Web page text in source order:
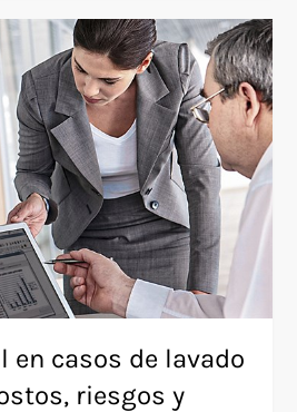
en casos de lavado
riesgos y